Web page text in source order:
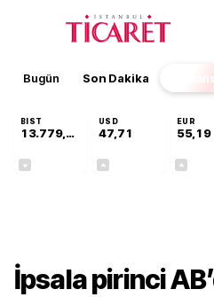
Bugün Son Dakika Finans
BIST
13.779,39
USD
47,71
EUR
55,19
İpsala pirinci